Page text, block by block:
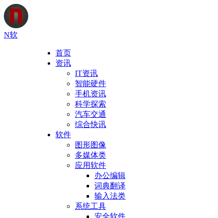
N软
首页
资讯
IT资讯
智能硬件
手机资讯
科学探索
汽车交通
综合快讯
软件
图形图像
多媒体类
应用软件
办公编辑
词典翻译
输入法类
系统工具
安全软件